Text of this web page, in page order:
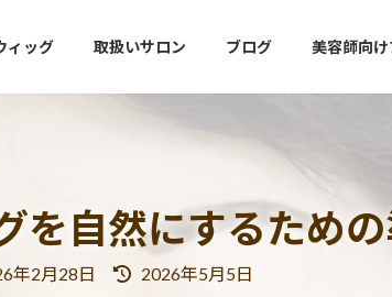
ィッグ 取扱いサロン ブログ 美容師向
を自然にするため
年2月28日
最
2026年5月5日